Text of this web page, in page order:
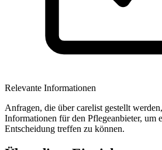
Relevante Informationen
Anfragen, die über carelist gestellt
Informationen für den Pflegeanbieter, um
Entscheidung treffen zu können.